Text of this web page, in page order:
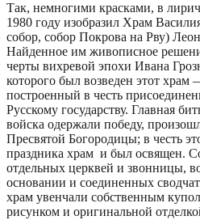
Так, немногими красками, в
1980 году изобразил Храм
собор, собор Покрова на Рву)
Найденное им живописное
черты вихревой эпохи Ивана
которого был возведен этот
построенный в честь
Русскому государству. Главная
войска одержали победу,
Пресвятой Богородицы; в честь
праздника храм и был освящен.
отдельных церквей и звонницы,
основании и соединенных
храм увенчали собственным
рисунком и оригинальной